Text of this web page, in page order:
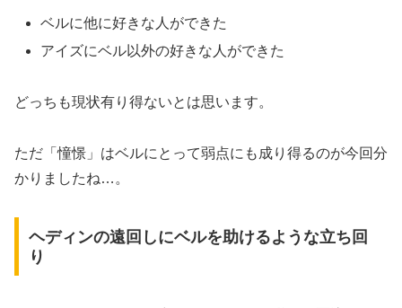
ベルに他に好きな人ができた
アイズにベル以外の好きな人ができた
どっちも現状有り得ないとは思います。
ただ「憧憬」はベルにとって弱点にも成り得るのが今回分
かりましたね…。
ヘディンの遠回しにベルを助けるような立ち回
り